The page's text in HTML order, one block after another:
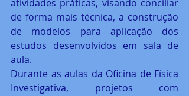
atividades práticas, visando conciliar
de forma mais técnica, a construção
de modelos para aplicação dos
estudos desenvolvidos em sala de
aula.
Durante as aulas da Oficina de Física
Investigativa, projetos com